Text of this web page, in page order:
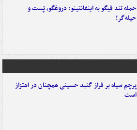
حمله تند فیگو به اینفانتینو: دروغگو، پَست‌ و
حیله‌گر!
پرچم سیاه بر فراز گنبد حسینی همچنان در اهتزاز
است